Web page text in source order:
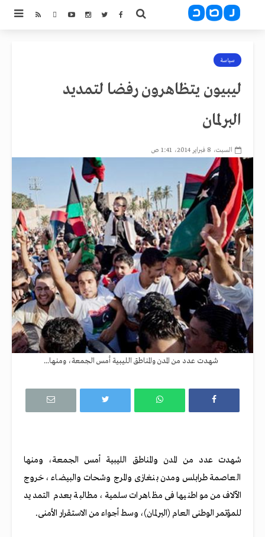
سياسة
ليبيون يتظاهرون رفضا لتمديد
البرلمان
السبت، 8 فبراير 2014، 1:41 ص
شهدت عدد من المدن والمناطق الليبية أمس الجمعة، ومنها...
شهدت عدد من المدن والمناطق الليبية أمس الجمعة، ومنها
العاصمة طرابلس ومدن بنغازى والمرج وشحات والبيضاء ، خروج
الآلاف من مواطنيها فى مظاهرات سلمية، مطالبة بعدم التمديد
للمؤتمر الوطنى العام (البرلمان)، وسط أجواء من الاستقرار الأمنى.